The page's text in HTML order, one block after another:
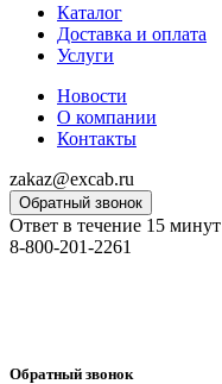
Каталог
Доставка и оплата
Услуги
Новости
О компании
Контакты
zakaz@excab.ru
Обратный звонок
Ответ в течение 15 минут
8-800-201-2261
Обратный звонок